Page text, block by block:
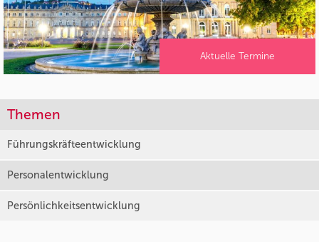
Aktuelle Termine
Themen
Führungskräfteentwicklung
Personalentwicklung
Persönlichkeitsentwicklung